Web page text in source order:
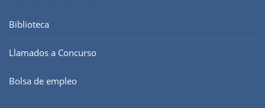
Biblioteca
Llamados a Concurso
Bolsa de empleo